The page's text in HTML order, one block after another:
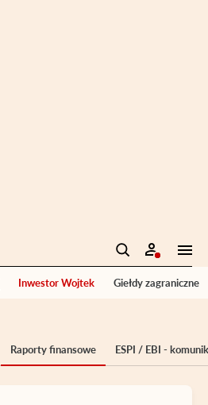
Inwestor Wojtek Giełdy zagraniczne
Raporty finansowe ESPI / EBI -